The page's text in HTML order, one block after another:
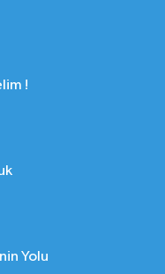
!
Yolu